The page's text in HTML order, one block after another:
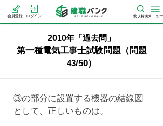
会員登録 ログイン 求人検索メニュー
2010年「過去問」
第一種電気工事士試験問題（問題
43/50）
③の部分に設置する機器の結線図
として、正しいものは。